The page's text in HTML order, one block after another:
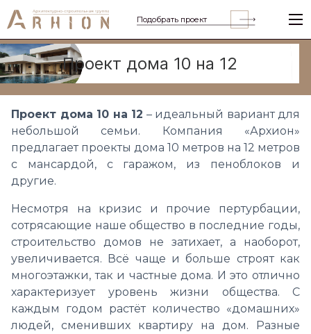
Подобрать проект
Проект дома 10 на 12
Проект дома 10 на 12 – идеальный вариант для
небольшой семьи. Компания «Архион»
предлагает проекты дома 10 метров на 12 метров
с мансардой, с гаражом, из пеноблоков и
другие.
Несмотря на кризис и прочие пертурбации,
сотрясающие наше общество в последние годы,
строительство домов не затихает, а наоборот,
увеличивается. Всё чаще и больше строят как
многоэтажки, так и частные дома. И это отлично
характеризует уровень жизни общества. С
каждым годом растёт количество «домашних»
людей, сменивших квартиру на дом. Разные